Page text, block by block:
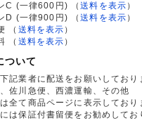
C (一律600円)
（送料を表示 ）
D (一律900円)
（送料を表示 ）
（ 送料を表示 ）
（ 送料を表示 ）
ついて
記業者に配送をお願いしており
、佐川急便、西濃運輸、その他
全て商品ページに表示しており
は保証付書留便をお勧めしてお